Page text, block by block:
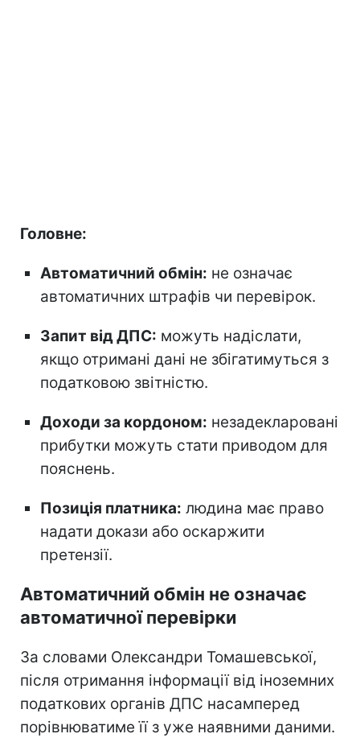
Головне:
Автоматичний обмін: не означає
автоматичних штрафів чи перевірок.
Запит від ДПС: можуть надіслати,
якщо отримані дані не збігатимуться з
податковою звітністю.
Доходи за кордоном: незадекларовані
прибутки можуть стати приводом для
пояснень.
Позиція платника: людина має право
надати докази або оскаржити
претензії.
Автоматичний обмін не означає
автоматичної перевірки
За словами Олександри Томашевської,
після отримання інформації від іноземних
податкових органів ДПС насамперед
порівнюватиме її з уже наявними даними.